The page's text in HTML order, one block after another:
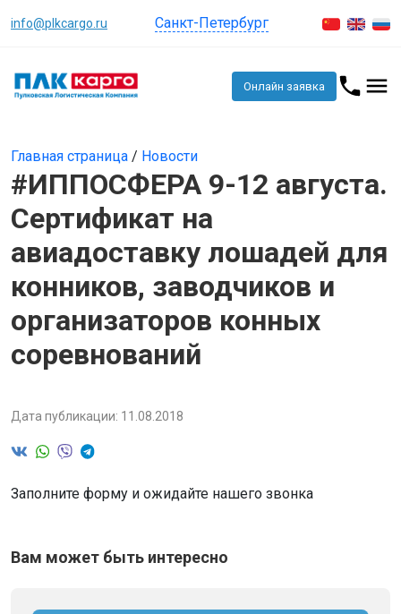
info@plkcargo.ru Санкт-Петербург
Онлайн заявка
Главная страница / Новости
#ИППОСФЕРА 9-12 августа.
Сертификат на
авиадоставку лошадей для
конников, заводчиков и
организаторов конных
соревнований
Дата публикации: 11.08.2018
Заполните форму и ожидайте нашего звонка
Вам может быть интересно